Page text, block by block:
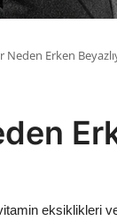
Neden Erken
eksiklikleri